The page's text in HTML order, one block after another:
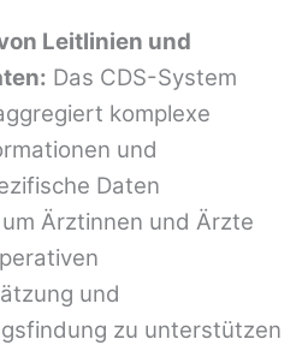
Leitlinien und
Das CDS-System
komplexe
und
Daten
Ärztinnen und Ärzte
und
zu unterstützen